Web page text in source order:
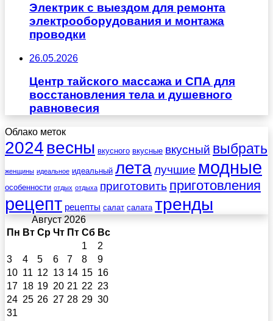
Электрик с выездом для ремонта
электрооборудования и монтажа
проводки
26.05.2026
Центр тайского массажа и СПА для
восстановления тела и душевного
равновесия
Облако меток
2024 весны вкусного вкусные вкусный выбрать
женщины идеальное идеальный леталучшие модные
особенности отдых отдыха приготовить приготовления
рецепт рецепты салат салата тренды
Август 2026
Пн Вт Ср Чт Пт Сб Вс
1
2
3
4 5 6 7 8
9
10 11 12 13 14 15 16
17 18 19 20 21 22 23
24 25 26 27 28 29 30
31